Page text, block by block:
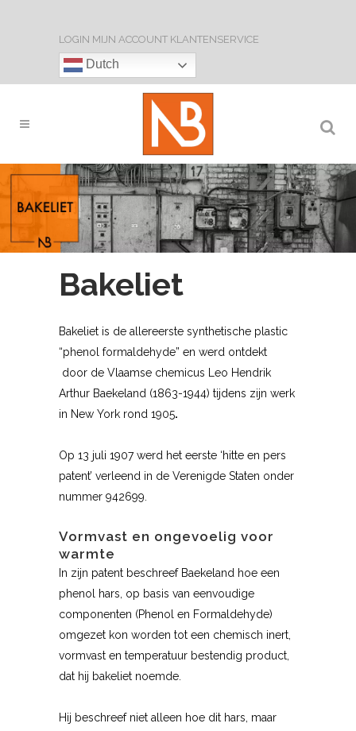
LOGIN MIJN ACCOUNT KLANTENSERVICE
Dutch
Bakeliet
Bakeliet is de allereerste synthetische plastic
“phenol formaldehyde” en werd ontdekt
door de Vlaamse chemicus Leo Hendrik
Arthur Baekeland (1863-1944) tijdens zijn werk
in New York rond 1905.
Op 13 juli 1907 werd het eerste ‘hitte en pers
patent’ verleend in de Verenigde Staten onder
nummer 942699.
Vormvast en ongevoelig voor
warmte
In zijn patent beschreef Baekeland hoe een
phenol hars, op basis van eenvoudige
componenten (Phenol en Formaldehyde)
omgezet kon worden tot een chemisch inert,
vormvast en temperatuur bestendig product,
dat hij bakeliet noemde.
Hij beschreef niet alleen hoe dit hars, maar